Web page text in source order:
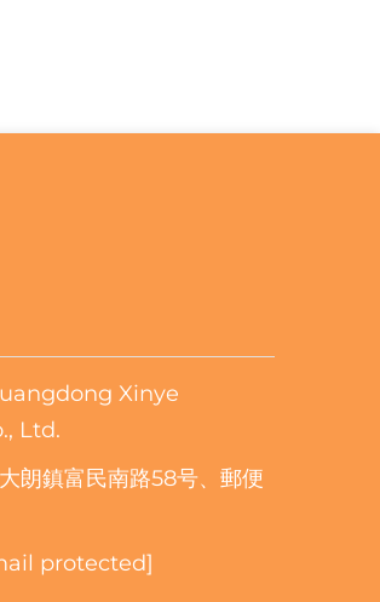
Xinye
Ltd.
朗鎮富民南路58号、郵便
protected]